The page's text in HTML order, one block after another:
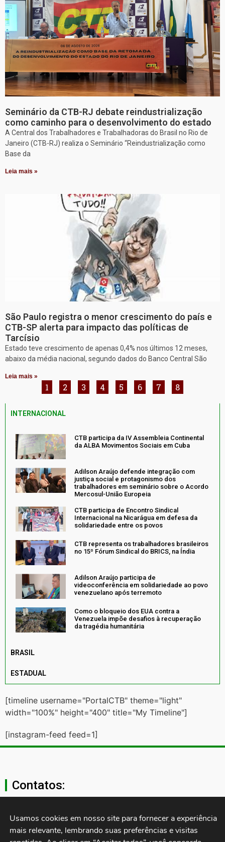
Seminário da CTB-RJ debate reindustrialização
como caminho para o desenvolvimento do estado
A Central dos Trabalhadores e Trabalhadoras do Brasil no Rio de
Janeiro (CTB-RJ) realiza o Seminário “Reindustrialização como
Base da
Leia mais »
São Paulo registra o menor crescimento do país e
CTB-SP alerta para impacto das políticas de
Tarcísio
Estado teve crescimento de apenas 0,4% nos últimos 12 meses,
abaixo da média nacional, segundo dados do Banco Central São
Leia mais »
1 2 3 4 5 6 7 8
INTERNACIONAL
CTB participa da IV Assembleia Continental
da ALBA Movimentos Sociais em Cuba
Adilson Araújo defende integração com
justiça social e protagonismo dos
trabalhadores em seminário sobre o Acordo
Mercosul-União Europeia
CTB participa de Encontro Sindical
Internacional na Nicarágua em defesa da
solidariedade entre os povos
CTB representa os trabalhadores brasileiros
no 15º Fórum Sindical do BRICS, na Índia
Adilson Araújo participa de
videoconferência em solidariedade ao povo
venezuelano após terremoto
Como o bloqueio dos EUA contra a
Venezuela impõe desafios à recuperação
da tragédia humanitária
BRASIL
ESTADUAL
[timeline username="PortalCTB" theme="light"
width="100%" height="400" title="My Timeline"]
[instagram-feed feed=1]
Contatos:
secgeral@ctb.org.br
11 3874-0040
Usamos cookies em nosso site para fornecer a experiência
mais relevante, lembrando suas preferências e visitas